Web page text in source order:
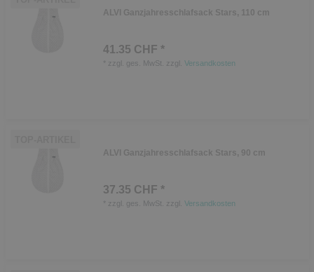
ALVI Ganzjahresschlafsack Stars, 110 cm
41.35 CHF *
zzgl. ges. MwSt. zzgl. Versandkosten
ALVI Ganzjahresschlafsack Stars, 90 cm
37.35 CHF *
zzgl. ges. MwSt. zzgl. Versandkosten